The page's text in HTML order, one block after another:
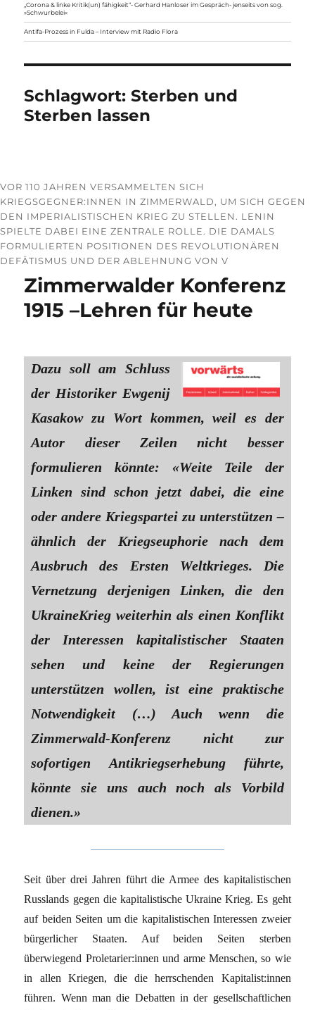
„Corona & linke Kritik(un) fähigkeit“- Gerhard Hanloser im Gespräch- jenseits von sog.
»Schwurbelei«
Antifa-Prozess in Fulda – Interview mit Radio Flora
Schlagwort:Sterben und
Sterben lassen
VOR 110 JAHREN VERSAMMELTEN SICH
KRIEGSGEGNER:INNEN IN ZIMMERWALD, UM SICH GEGEN
DEN IMPERIALISTISCHEN KRIEG ZU STELLEN. LENIN
SPIELTE DABEI EINE ZENTRALE ROLLE. DIE DAMALS
FORMULIERTEN POSITIONEN DES REVOLUTIONÄREN
DEFÄTISMUS UND DER ABLEHNUNG VON V
Zimmerwalder Konferenz
1915 –Lehren für heute
Dazu soll am Schluss
der Historiker Ewgenij
Kasakow zu Wort kommen, weil es der
Autor dieser Zeilen nicht besser
formulieren könnte: «Weite Teile der
Linken sind schon jetzt dabei, die eine
oder andere Kriegspartei zu unterstützen –
ähnlich der Kriegseuphorie nach dem
Ausbruch des Ersten Weltkrieges. Die
Vernetzung derjenigen Linken, die den
UkraineKrieg weiterhin als einen Konflikt
der Interessen kapitalistischer Staaten
sehen und keine der Regierungen
unterstützen wollen, ist eine praktische
Notwendigkeit (…) Auch wenn die
Zimmerwald-Konferenz nicht zur
sofortigen Antikriegserhebung führte,
könnte sie uns auch noch als Vorbild
dienen.»
Seit über drei Jahren führt die Armee des kapitalistischen
Russlands gegen die kapitalistische Ukraine Krieg. Es geht
auf beiden Seiten um die kapitalistischen Interessen zweier
bürgerlicher Staaten. Auf beiden Seiten sterben
überwiegend Proletarier:innen und arme Menschen, so wie
in allen Kriegen, die die herrschenden Kapitalist:innen
führen. Wenn man die Debatten in der gesellschaftlichen